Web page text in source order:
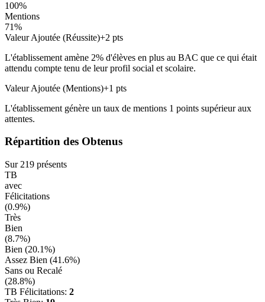
100%
Mentions
71%
Valeur Ajoutée (Réussite)+2 pts
L'établissement amène 2% d'élèves en plus au BAC que ce qui était
attendu compte tenu de leur profil social et scolaire.
Valeur Ajoutée (Mentions)+1 pts
L'établissement génère un taux de mentions 1 points supérieuraux
attentes.
Répartition des Obtenus
Sur 219 présents
TB
avec
Félicitations
(0.9%)
Très
Bien
(8.7%)
Bien (20.1%)
Assez Bien (41.6%)
Sans ou Recalé
(28.8%)
TB Félicitations: 2